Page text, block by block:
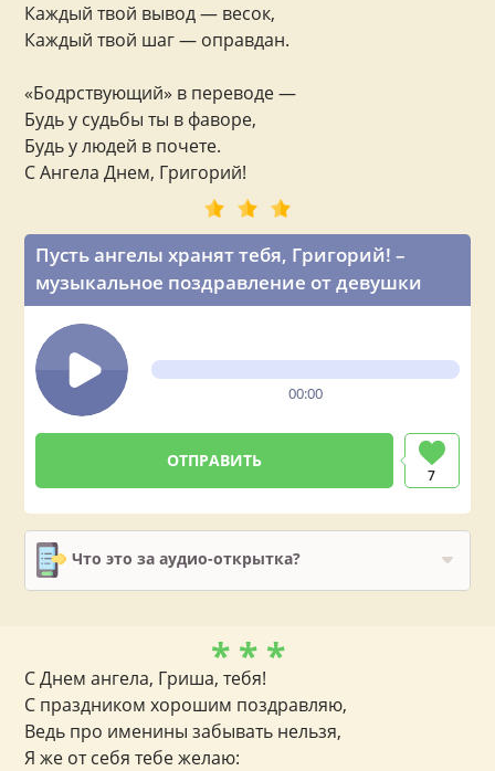
Пусть ангелы хранят тебя, Григорий! –
музыкальное поздравление от девушки
00:00
7
Что это за аудио-открытка?
Каждый твой вывод — весок,
Каждый твой шаг — оправдан.
«Бодрствующий» в переводе —
Будь у судьбы ты в фаворе,
Будь у людей в почете.
С Ангела Днем, Григорий!
* * *
С Днем ангела, Гриша, тебя!
С праздником хорошим поздравляю,
Ведь про именины забывать нельзя,
Я же от себя тебе желаю: